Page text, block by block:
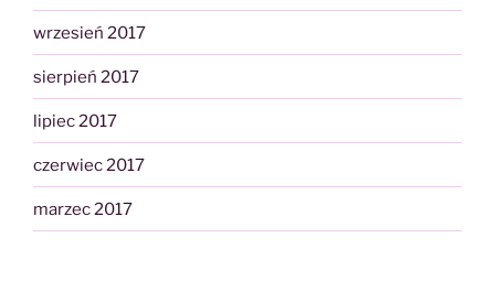
wrzesień 2017
sierpień 2017
lipiec 2017
czerwiec 2017
marzec 2017